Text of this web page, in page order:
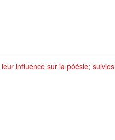
influence sur la póésie; suivies